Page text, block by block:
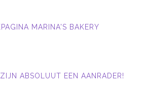
MARINA'S BAKERY
ABSOLUUT EEN AANRADER!